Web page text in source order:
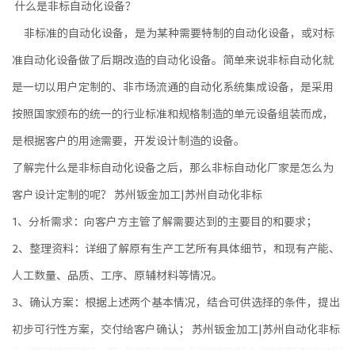
什么是非标自动化设备？
非标准的自动化设备，是为某种需要特制的自动化设备，或对标
准自动化设备做了后期改造的自动化设备。简单来说非标自动化就
是一切以用户定制的、非市场流通的自动化系统集成设备，是采用
按照国家颁布的统一的行业标准和规格制造的单元设备组装而成，
是根据客户的用途需要，开发设计制造的设备。
了解完什么是非标自动化设备之后，那么非标自动化厂家是怎么为
客户设计定制的呢？ 苏州钣金加工|苏州自动化非标
1、分析需求：向客户方主管了解需要达到的主要目的和要求；
2、整理资料：详细了解原有生产工艺所有具体细节，和现有产能、
人工数量、品质、工序、原辅材料等情况。
3、确认方案：根据上述两个基本情况，结合可供选择的条件，提出
初步可行性方案，交付给客户确认； 苏州钣金加工|苏州自动化非标